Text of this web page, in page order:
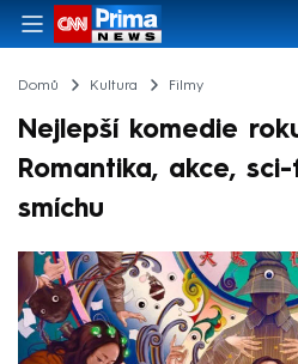
Domů Kultura Filmy
Nejlepší komedie
Romantika, akce,
smíchu